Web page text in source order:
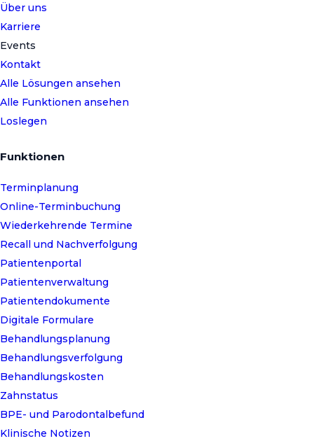
Über uns
Karriere
Events
Kontakt
Alle Lösungen ansehen
Alle Funktionen ansehen
Loslegen
Funktionen
Terminplanung
Online-Terminbuchung
Wiederkehrende Termine
Recall und Nachverfolgung
Patientenportal
Patientenverwaltung
Patientendokumente
Digitale Formulare
Behandlungsplanung
Behandlungsverfolgung
Behandlungskosten
Zahnstatus
BPE- und Parodontalbefund
Klinische Notizen